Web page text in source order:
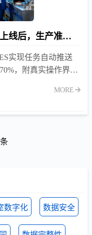
西南某预制菜企业：FoodMES上线后，生产准备时间缩短70%
实现任务自动推送
，附真实操作界面
MORE
数字化 数据安全
条